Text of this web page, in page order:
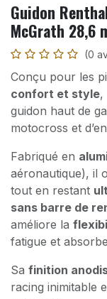
Guidon
McGrath 28,6
(0
Conçu pour les
confort et style,
guidon haut de
motocross et
Fabriqué en
aéronautique), il
tout en restant
sans barre de
améliore la
fatigue et
Sa finition
racing inimitable